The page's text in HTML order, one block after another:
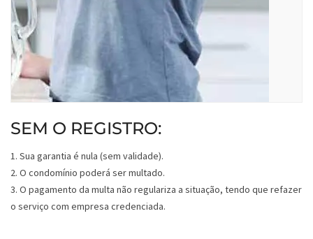
SEM O REGISTRO:
1. Sua garantia é nula (sem validade).
2. O condomínio poderá ser multado.
3. O pagamento da multa não regulariza a situação, tendo que refazer
o serviço com empresa credenciada.